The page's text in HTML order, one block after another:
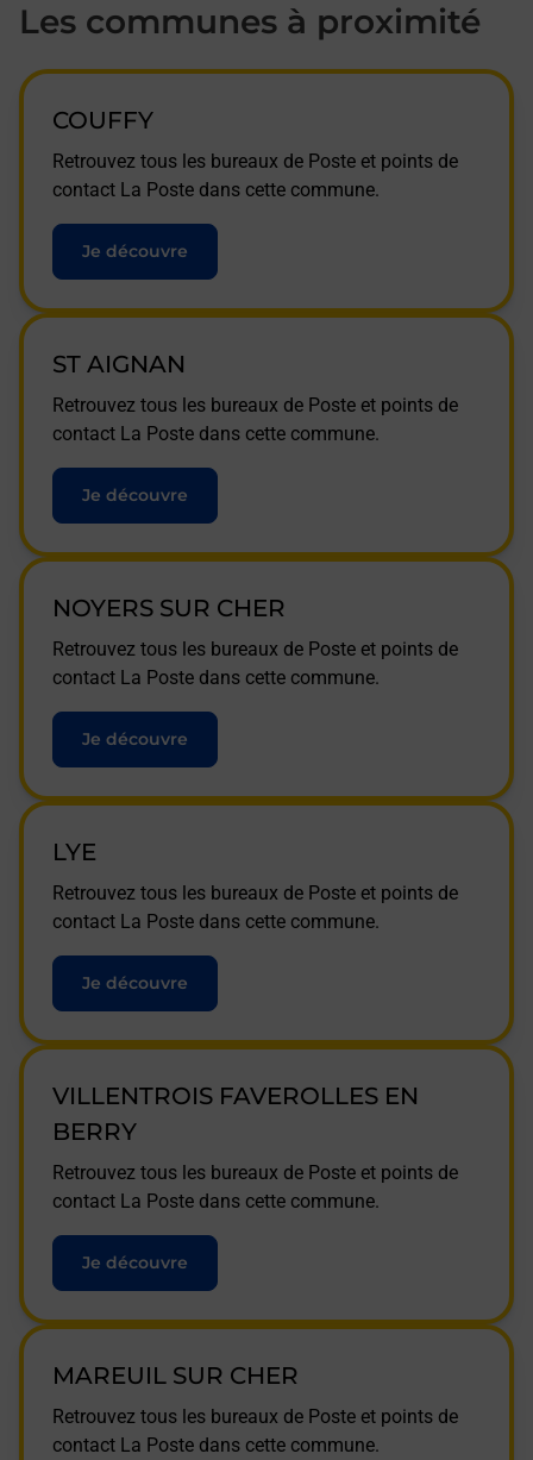
Les communes à proximité
COUFFY
Retrouvez tous les bureaux de Poste et points de
contact La Poste dans cette commune.
Je découvre
ST AIGNAN
Retrouvez tous les bureaux de Poste et points de
contact La Poste dans cette commune.
Je découvre
NOYERS SUR CHER
Retrouvez tous les bureaux de Poste et points de
contact La Poste dans cette commune.
Je découvre
LYE
Retrouvez tous les bureaux de Poste et points de
contact La Poste dans cette commune.
Je découvre
VILLENTROIS FAVEROLLES EN
BERRY
Retrouvez tous les bureaux de Poste et points de
contact La Poste dans cette commune.
Je découvre
MAREUIL SUR CHER
Retrouvez tous les bureaux de Poste et points de
contact La Poste dans cette commune.